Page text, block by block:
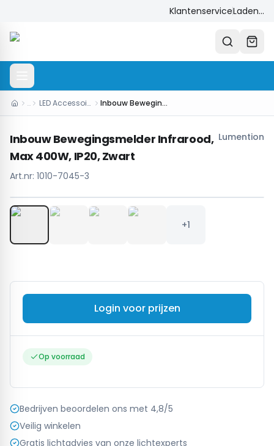
KlantenserviceLaden...
… LED Accessoires Inbouw Bewegingsmelder Infrarood, Max 400W, IP20, Zwart
Inbouw Bewegingsmelder Infrarood,
Max 400W, IP20, Zwart
Lumention
Art.nr: 1010-7045-3
+1
Login voor prijzen
Op voorraad
Bedrijven beoordelen ons met 4,8/5
Veilig winkelen
Gratis lichtadvies van onze lichtexperts